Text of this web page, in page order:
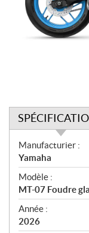
S
p
é
c
i
f
i
Manufacturier :
Yamaha
Modèle :
MT-07 Foudre
Année :
2026